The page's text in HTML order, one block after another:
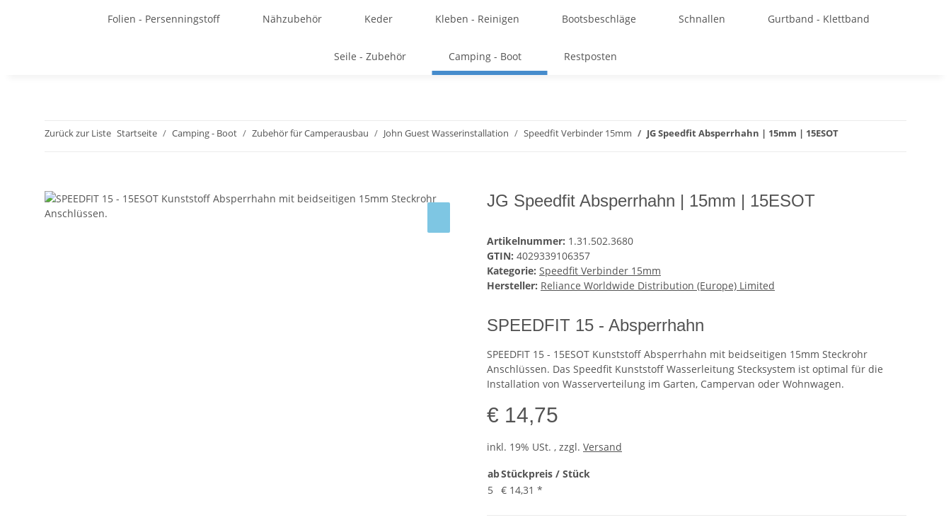
Folien - Persenningstoff Nähzubehör Keder Kleben - Reinigen Bootsbeschläge Schnallen Gurtband - Klettband
Seile - Zubehör Camping - Boot Restposten
Zurück zur Liste Startseite Camping - Boot Zubehör für Camperausbau John Guest Wasserinstallation Speedfit Verbinder 15mm JG Speedfit Absperrhahn | 15mm | 15ESOT
JG Speedfit Absperrhahn | 15mm | 15ESOT
Artikelnummer: 1.31.502.3680
GTIN: 4029339106357
Kategorie: Speedfit Verbinder 15mm
Hersteller: Reliance Worldwide Distribution (Europe) Limited
SPEEDFIT 15 - Absperrhahn
SPEEDFIT 15 - 15ESOT Kunststoff Absperrhahn mit beidseitigen 15mm Steckrohr
Anschlüssen. Das Speedfit Kunststoff Wasserleitung Stecksystem ist optimal für die
Installation von Wasserverteilung im Garten, Campervan oder Wohnwagen.
€ 14,75
inkl. 19% USt. , zzgl. Versand
abStückpreis / Stück
5
€ 14,31 *